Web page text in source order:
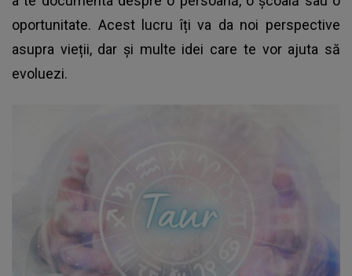
oportunitate. Acest lucru îți va da noi perspective
asupra vieții, dar și multe idei care te vor ajuta să
evoluezi.